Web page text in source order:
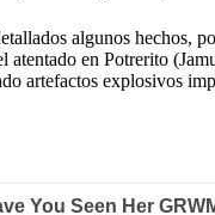
algunos hechos,
atentado en Potrerito
artefactos explosivos